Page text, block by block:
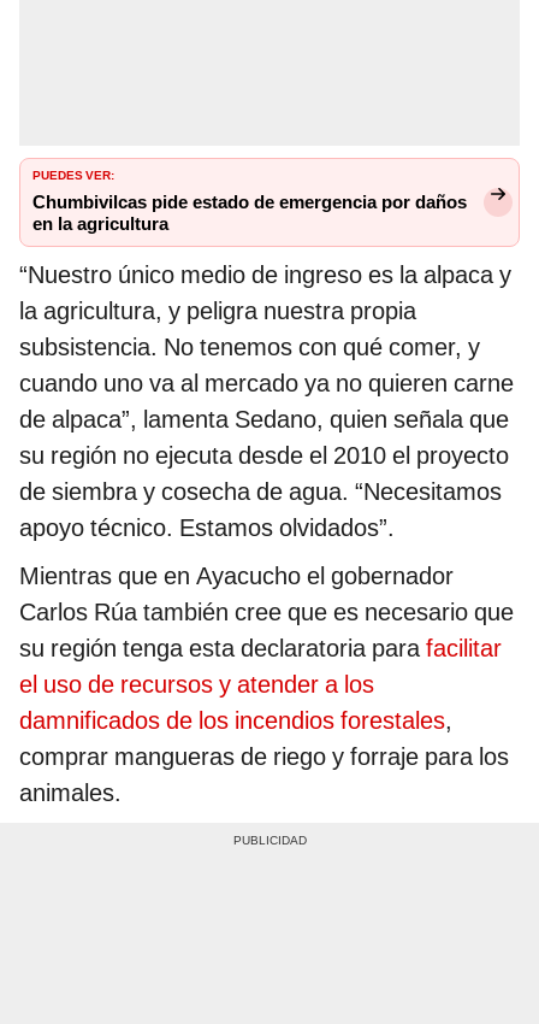
PUEDES VER:
Chumbivilcas pide estado de emergencia por daños
en la agricultura
“Nuestro único medio de ingreso es la alpaca y
la agricultura, y peligra nuestra propia
subsistencia. No tenemos con qué comer, y
cuando uno va al mercado ya no quieren carne
de alpaca”, lamenta Sedano, quien señala que
su región no ejecuta desde el 2010 el proyecto
de siembra y cosecha de agua. “Necesitamos
apoyo técnico. Estamos olvidados”.
Mientras que en Ayacucho el gobernador
Carlos Rúa también cree que es necesario que
su región tenga esta declaratoria parafacilitar
el uso de recursos y atender a los
damnificados de los incendios forestales,
comprar mangueras de riego y forraje para los
animales.